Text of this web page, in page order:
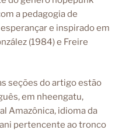
a pedagogia de
e inspirado em
(1984) e Freire
seções do artigo estão
em nheengatu,
Amazônica, idioma da
pertencente ao tronco